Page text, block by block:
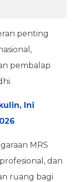
penting
pembalap
Ini
MRS
dan
ruang bagi